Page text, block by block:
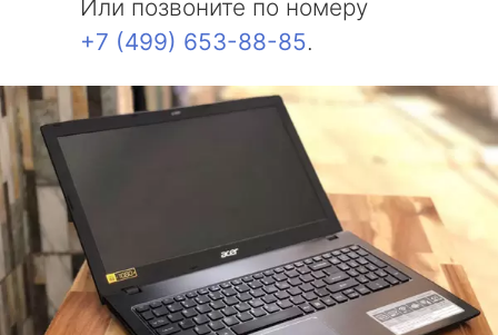
Или позвоните по номеру
+7 (499) 653-88-85.